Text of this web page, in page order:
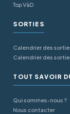
Top VàD
SORTIES
Calendrier des
Calendrier des
TOUT SAVOIR
Qui sommes-nous ?
Nous contacter